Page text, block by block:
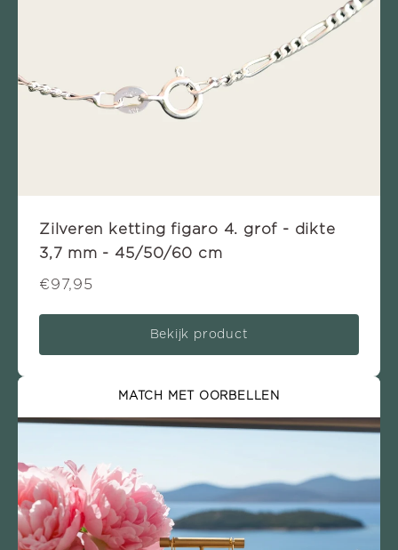
Zilveren ketting figaro 4. grof - dikte
3,7 mm - 45/50/60 cm
€97,95
Bekijk product
MATCH MET OORBELLEN